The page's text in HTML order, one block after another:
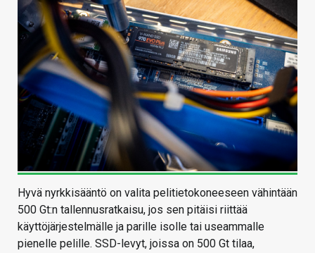
Hyvä nyrkkisääntö on valita pelitietokoneeseen vähintään
500 Gt:n tallennusratkaisu, jos sen pitäisi riittää
käyttöjärjestelmälle ja parille isolle tai useammalle
pienelle pelille. SSD-levyt, joissa on 500 Gt tilaa,